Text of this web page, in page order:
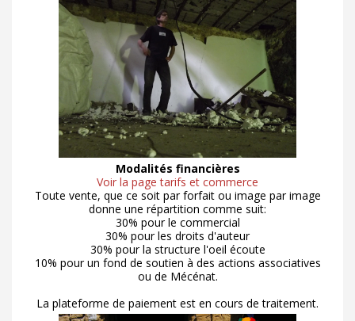
Modalités financières
Voir la page tarifs et commerce
Toute vente, que ce soit par forfait ou image par image
donne une répartition comme suit:
30% pour le commercial
30% pour les droits d'auteur
30% pour la structure l'oeil écoute
10% pour un fond de soutien à des actions associatives
ou de Mécénat.
La plateforme de paiement est en cours de traitement.